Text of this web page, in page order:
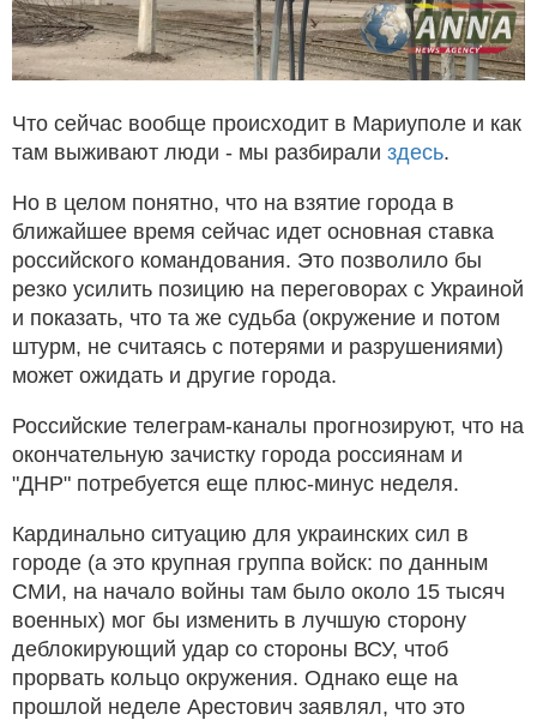
Что сейчас вообще происходит в Мариуполе и как
там выживают люди - мы разбирали здесь.
Но в целом понятно, что на взятие города в
ближайшее время сейчас идет основная ставка
российского командования. Это позволило бы
резко усилить позицию на переговорах с Украиной
и показать, что та же судьба (окружение и потом
штурм, не считаясь с потерями и разрушениями)
может ожидать и другие города.
Российские телеграм-каналы прогнозируют, что на
окончательную зачистку города россиянам и
"ДНР" потребуется еще плюс-минус неделя.
Кардинально ситуацию для украинских сил в
городе (а это крупная группа войск: по данным
СМИ, на начало войны там было около 15 тысяч
военных) мог бы изменить в лучшую сторону
деблокирующий удар со стороны ВСУ, чтоб
прорвать кольцо окружения. Однако еще на
прошлой неделе Арестович заявлял, что это